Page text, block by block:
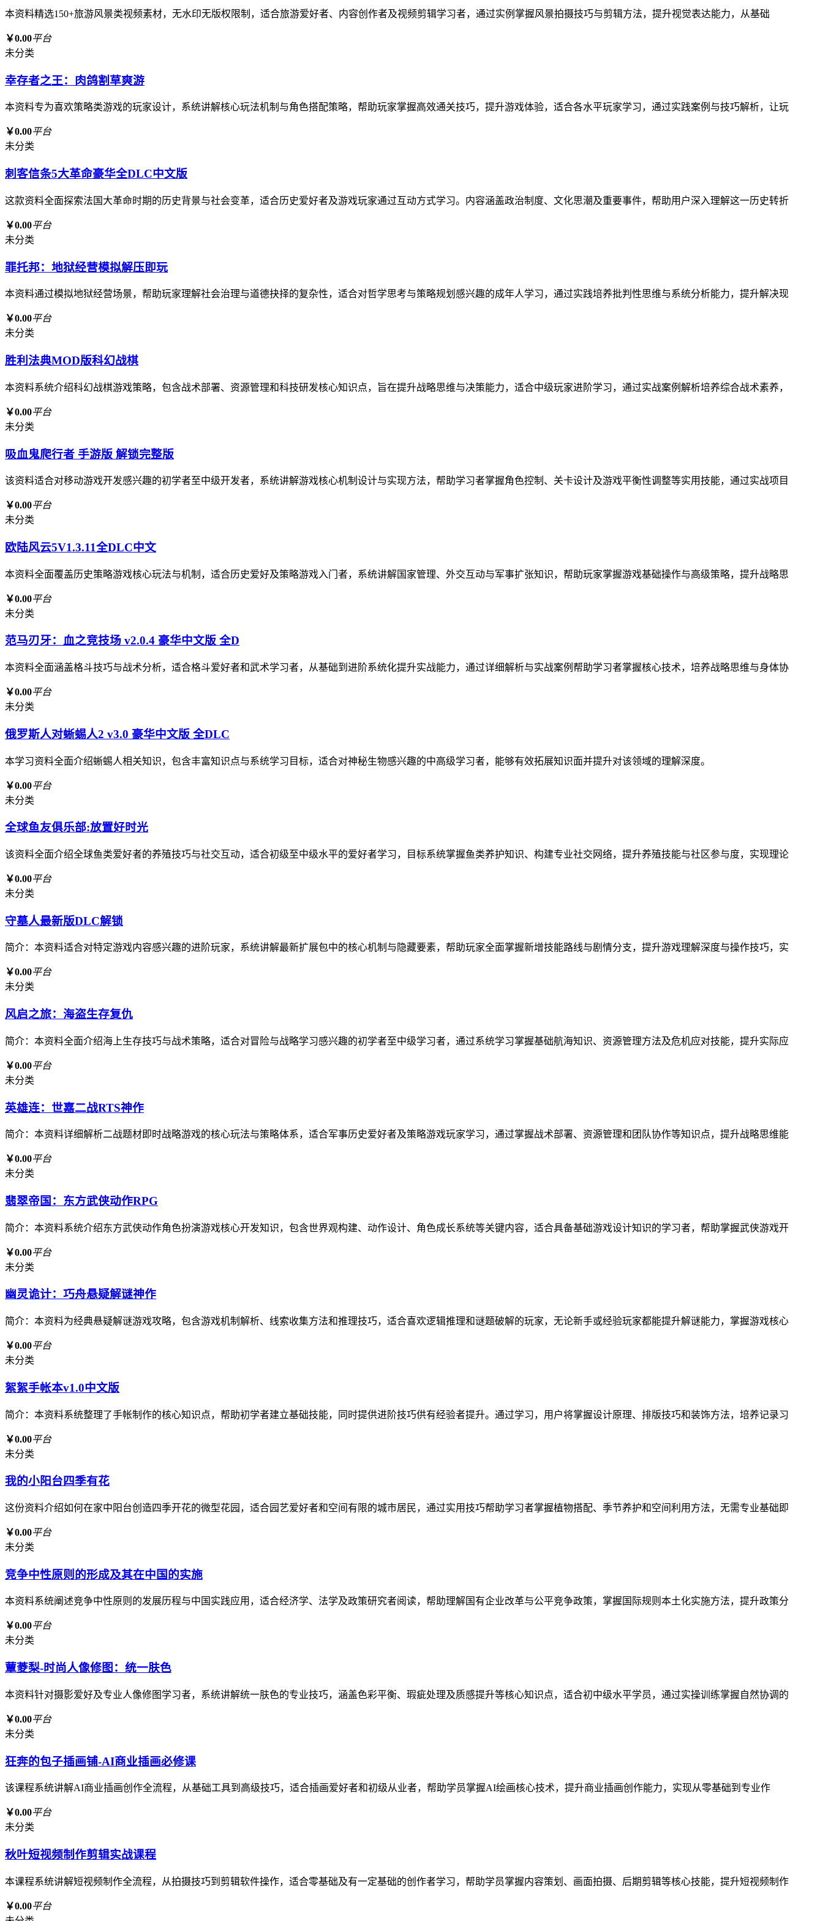
本资料精选150+旅游风景类视频素材，无水印无版权限制，适合旅游爱好者、内容创作者及视频剪辑学习者，通过实例掌握风景拍摄技巧与剪辑方法，提升视觉表达能力，从基础
￥0.00平台
未分类
幸存者之王：肉鸽割草爽游
本资料专为喜欢策略类游戏的玩家设计，系统讲解核心玩法机制与角色搭配策略，帮助玩家掌握高效通关技巧，提升游戏体验，适合各水平玩家学习，通过实践案例与技巧解析，让玩
￥0.00平台
未分类
刺客信条5大革命豪华全DLC中文版
这款资料全面探索法国大革命时期的历史背景与社会变革，适合历史爱好者及游戏玩家通过互动方式学习。内容涵盖政治制度、文化思潮及重要事件，帮助用户深入理解这一历史转折
￥0.00平台
未分类
罪托邦：地狱经营模拟解压即玩
本资料通过模拟地狱经营场景，帮助玩家理解社会治理与道德抉择的复杂性，适合对哲学思考与策略规划感兴趣的成年人学习，通过实践培养批判性思维与系统分析能力，提升解决现
￥0.00平台
未分类
胜利法典MOD版科幻战棋
本资料系统介绍科幻战棋游戏策略，包含战术部署、资源管理和科技研发核心知识点，旨在提升战略思维与决策能力，适合中级玩家进阶学习，通过实战案例解析培养综合战术素养，
￥0.00平台
未分类
吸血鬼爬行者 手游版 解锁完整版
该资料适合对移动游戏开发感兴趣的初学者至中级开发者，系统讲解游戏核心机制设计与实现方法，帮助学习者掌握角色控制、关卡设计及游戏平衡性调整等实用技能，通过实战项目
￥0.00平台
未分类
欧陆风云5V1.3.11全DLC中文
本资料全面覆盖历史策略游戏核心玩法与机制，适合历史爱好及策略游戏入门者，系统讲解国家管理、外交互动与军事扩张知识，帮助玩家掌握游戏基础操作与高级策略，提升战略思
￥0.00平台
未分类
范马刃牙：血之竞技场 v2.0.4 豪华中文版 全D
本资料全面涵盖格斗技巧与战术分析，适合格斗爱好者和武术学习者，从基础到进阶系统化提升实战能力，通过详细解析与实战案例帮助学习者掌握核心技术，培养战略思维与身体协
￥0.00平台
未分类
俄罗斯人对蜥蜴人2 v3.0 豪华中文版 全DLC
本学习资料全面介绍蜥蜴人相关知识，包含丰富知识点与系统学习目标，适合对神秘生物感兴趣的中高级学习者，能够有效拓展知识面并提升对该领域的理解深度。
￥0.00平台
未分类
全球鱼友俱乐部:放置好时光
该资料全面介绍全球鱼类爱好者的养殖技巧与社交互动，适合初级至中级水平的爱好者学习，目标系统掌握鱼类养护知识、构建专业社交网络，提升养殖技能与社区参与度，实现理论
￥0.00平台
未分类
守墓人最新版DLC解锁
简介：本资料适合对特定游戏内容感兴趣的进阶玩家，系统讲解最新扩展包中的核心机制与隐藏要素，帮助玩家全面掌握新增技能路线与剧情分支，提升游戏理解深度与操作技巧，实
￥0.00平台
未分类
风启之旅：海盗生存复仇
简介：本资料全面介绍海上生存技巧与战术策略，适合对冒险与战略学习感兴趣的初学者至中级学习者，通过系统学习掌握基础航海知识、资源管理方法及危机应对技能，提升实际应
￥0.00平台
未分类
英雄连：世嘉二战RTS神作
简介：本资料详细解析二战题材即时战略游戏的核心玩法与策略体系，适合军事历史爱好者及策略游戏玩家学习，通过掌握战术部署、资源管理和团队协作等知识点，提升战略思维能
￥0.00平台
未分类
翡翠帝国：东方武侠动作RPG
简介：本资料系统介绍东方武侠动作角色扮演游戏核心开发知识，包含世界观构建、动作设计、角色成长系统等关键内容，适合具备基础游戏设计知识的学习者，帮助掌握武侠游戏开
￥0.00平台
未分类
幽灵诡计：巧舟悬疑解谜神作
简介：本资料为经典悬疑解谜游戏攻略，包含游戏机制解析、线索收集方法和推理技巧，适合喜欢逻辑推理和谜题破解的玩家，无论新手或经验玩家都能提升解谜能力，掌握游戏核心
￥0.00平台
未分类
絮絮手帐本v1.0中文版
简介：本资料系统整理了手帐制作的核心知识点，帮助初学者建立基础技能，同时提供进阶技巧供有经验者提升。通过学习，用户将掌握设计原理、排版技巧和装饰方法，培养记录习
￥0.00平台
未分类
我的小阳台四季有花
这份资料介绍如何在家中阳台创造四季开花的微型花园，适合园艺爱好者和空间有限的城市居民，通过实用技巧帮助学习者掌握植物搭配、季节养护和空间利用方法，无需专业基础即
￥0.00平台
未分类
竞争中性原则的形成及其在中国的实施
本资料系统阐述竞争中性原则的发展历程与中国实践应用，适合经济学、法学及政策研究者阅读，帮助理解国有企业改革与公平竞争政策，掌握国际规则本土化实施方法，提升政策分
￥0.00平台
未分类
蕈菱梨-时尚人像修图：统一肤色
本资料针对摄影爱好及专业人像修图学习者，系统讲解统一肤色的专业技巧，涵盖色彩平衡、瑕疵处理及质感提升等核心知识点，适合初中级水平学员，通过实操训练掌握自然协调的
￥0.00平台
未分类
狂奔的包子插画铺-AI商业插画必修课
该课程系统讲解AI商业插画创作全流程，从基础工具到高级技巧，适合插画爱好者和初级从业者，帮助学员掌握AI绘画核心技术，提升商业插画创作能力，实现从零基础到专业作
￥0.00平台
未分类
秋叶短视频制作剪辑实战课程
本课程系统讲解短视频制作全流程，从拍摄技巧到剪辑软件操作，适合零基础及有一定基础的创作者学习，帮助学员掌握内容策划、画面拍摄、后期剪辑等核心技能，提升短视频制作
￥0.00平台